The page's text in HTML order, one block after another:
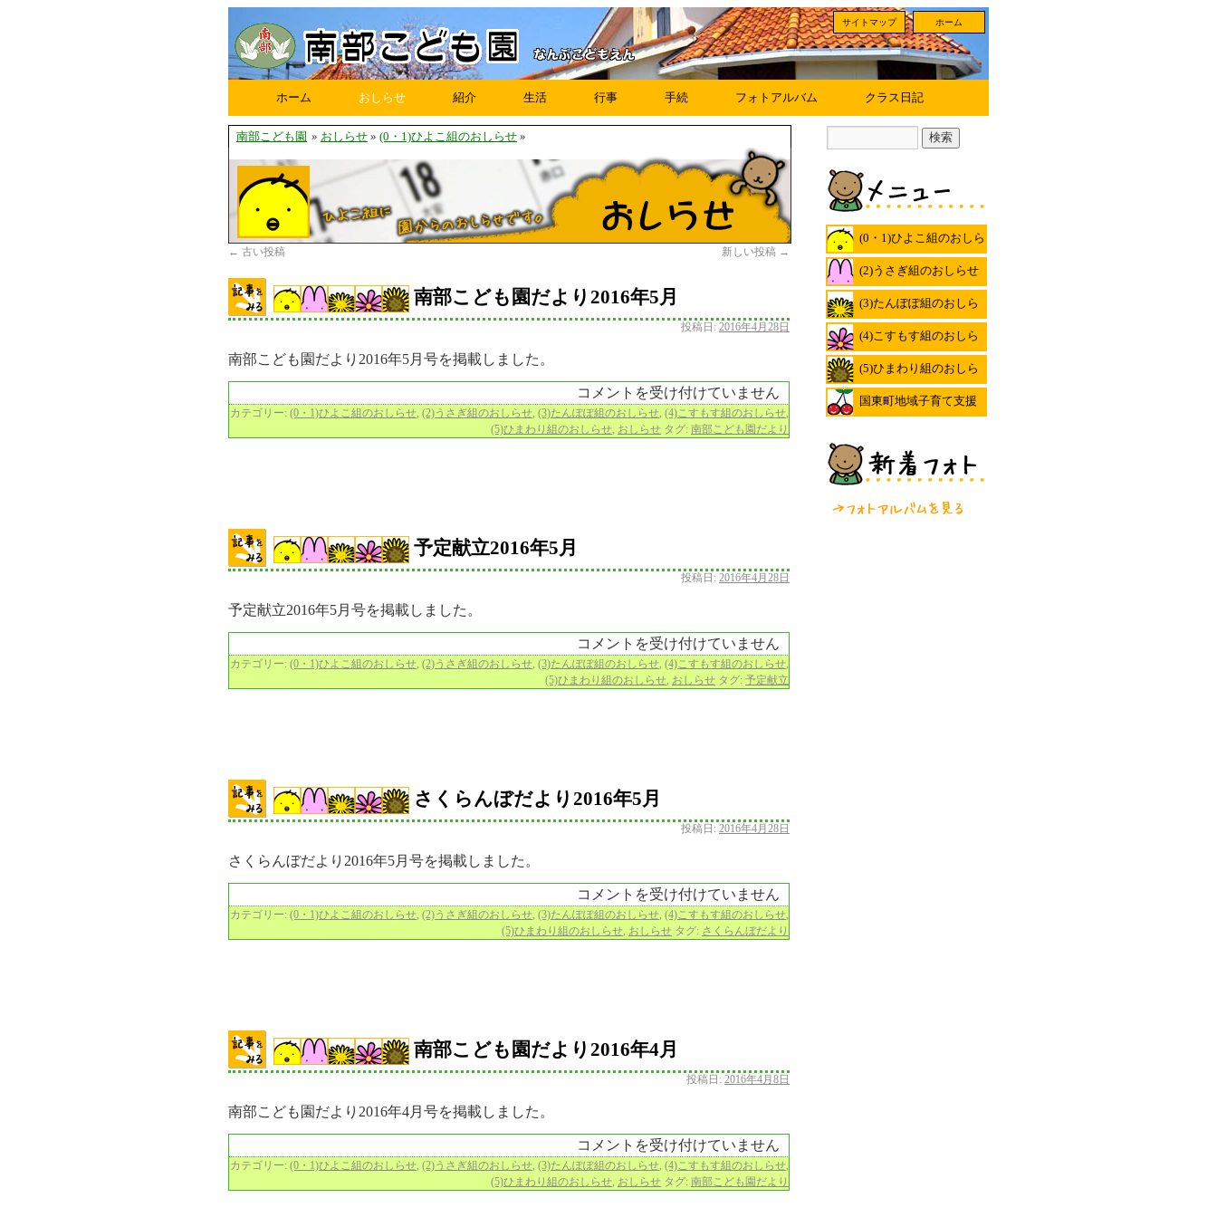
ホーム
サイトマップ
ホーム おしらせ 紹介 生活 行事 手続 フォトアルバム クラス日記
南部こども園 » おしらせ » (0・1)ひよこ組のおしらせ »
← 古い投稿 新しい投稿 →
南部こども園だより2016年5月
投稿日: 2016年4月28日
南部こども園だより2016年5月号を掲載しました。
コメントを受け付けていません
カテゴリー: (0・1)ひよこ組のおしらせ, (2)うさぎ組のおしらせ, (3)たんぽぽ組のおしらせ, (4)こすもす組のおしらせ,
(5)ひまわり組のおしらせ, おしらせ タグ: 南部こども園だより
予定献立2016年5月
投稿日: 2016年4月28日
予定献立2016年5月号を掲載しました。
コメントを受け付けていません
カテゴリー: (0・1)ひよこ組のおしらせ, (2)うさぎ組のおしらせ, (3)たんぽぽ組のおしらせ, (4)こすもす組のおしらせ,
(5)ひまわり組のおしらせ, おしらせ タグ: 予定献立
さくらんぼだより2016年5月
投稿日: 2016年4月28日
さくらんぼだより2016年5月号を掲載しました。
コメントを受け付けていません
カテゴリー: (0・1)ひよこ組のおしらせ, (2)うさぎ組のおしらせ, (3)たんぽぽ組のおしらせ, (4)こすもす組のおしらせ,
(5)ひまわり組のおしらせ, おしらせ タグ: さくらんぼだより
南部こども園だより2016年4月
投稿日: 2016年4月8日
南部こども園だより2016年4月号を掲載しました。
コメントを受け付けていません
カテゴリー: (0・1)ひよこ組のおしらせ, (2)うさぎ組のおしらせ, (3)たんぽぽ組のおしらせ, (4)こすもす組のおしらせ,
(5)ひまわり組のおしらせ, おしらせ タグ: 南部こども園だより
(0・1)ひよこ組のおしら
(2)うさぎ組のおしらせ
(3)たんぽぽ組のおしら
(4)こすもす組のおしら
(5)ひまわり組のおしら
せ
国東町地域子育て支援